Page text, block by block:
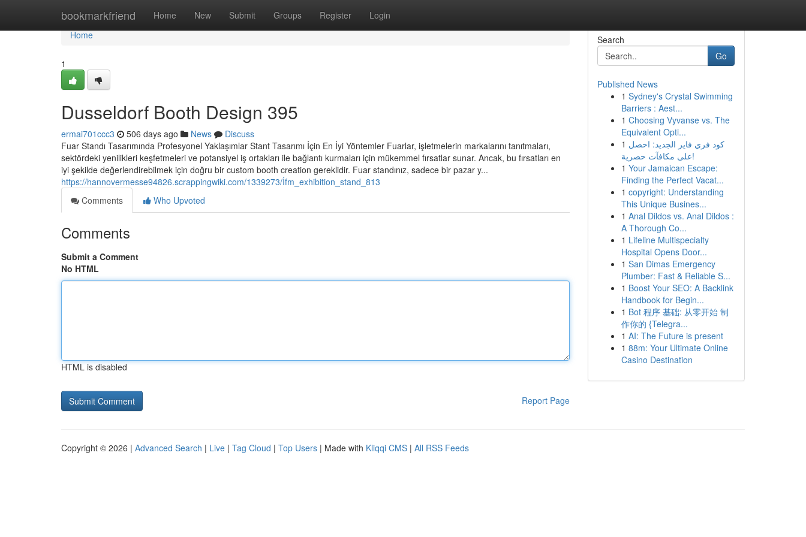
bookmarkfriend Home New Submit Groups Register Login
Home
Home
1
Dusseldorf Booth Design 395
ermai701ccc3 506 days ago News
Discuss
Fuar Standı Tasarımında Profesyonel Yaklaşımlar Stant Tasarımı İçin En İyi Yöntemler Fuarlar, işletmelerin markalarını tanıtmaları,
sektördeki yenilikleri keşfetmeleri ve potansiyel iş ortakları ile bağlantı kurmaları için mükemmel fırsatlar sunar. Ancak, bu fırsatları en
iyi şekilde değerlendirebilmek için doğru bir custom booth creation gereklidir. Fuar standınız, sadece bir pazar y...
https://hannovermesse94826.scrappingwiki.com/1339273/İfm_exhibition_stand_813
Comments
Who Upvoted
Comments
Submit a Comment
No HTML
HTML is disabled
Report Page
Search
Go
Published News
1 Sydney's Crystal Swimming
Barriers : Aest...
1 Choosing Vyvanse vs. The
Equivalent Opti...
1 كود فري فاير الجديد: احصل
على مكافآت حصرية!
1 Your Jamaican Escape:
Finding the Perfect Vacat...
1 copyright: Understanding
This Unique Busines...
1 Anal Dildos vs. Anal Dildos :
A Thorough Co...
1 Lifeline Multispecialty
Hospital Opens Door...
1 San Dimas Emergency
Plumber: Fast & Reliable S...
1 Boost Your SEO: A Backlink
Handbook for Begin...
1 Bot 程序 基础: 从零开始 制
作你的 {Telegra...
1 AI: The Future is present
1 88m: Your Ultimate Online
Casino Destination
Copyright © 2026 | Advanced Search | Live | Tag Cloud | Top Users | Made with Kliqqi CMS | All RSS Feeds